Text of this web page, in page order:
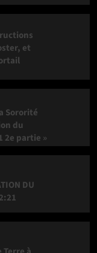
et
Sororité
du
2e partie »
DU